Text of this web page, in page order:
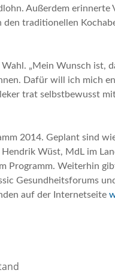
Außerdem erinnerte
den traditionellen
„Mein Wunsch ist,
Dafür will ich mich
trat selbstbewusst
2014. Geplant sind
Wüst, MdL im
Programm. Weiterhin
Gesundheitsforums
auf der Internetseite